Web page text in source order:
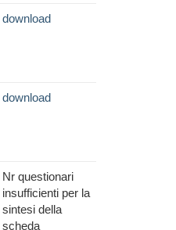
download
download
Nr questionari
insufficienti per la
sintesi della
scheda